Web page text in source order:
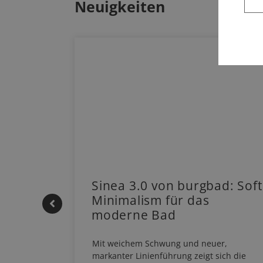
Neuigkeiten
Sinea 3.0 von burgbad: Soft
Minimalism für das
moderne Bad
Mit weichem Schwung und neuer,
markanter Linienführung zeigt sich die